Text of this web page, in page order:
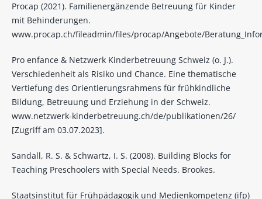
Procap (2021). Familienergänzende Betreuung für Kinder
mit Behinderungen.
www.procap.ch/fileadmin/files/procap/Angebote/
Pro enfance & Netzwerk Kinderbetreuung Schweiz (o. J.).
Verschiedenheit als Risiko und Chance. Eine thematische
Vertiefung des Orientierungsrahmens für frühkindliche
Bildung, Betreuung und Erziehung in der Schweiz.
www.netzwerk-kinderbetreuung.ch/de/publikationen/26/
[Zugriff am 03.07.2023].
Sandall, R. S. & Schwartz, I. S. (2008). Building Blocks for
Teaching Preschoolers with Special Needs. Brookes.
Staatsinstitut für Frühpädagogik und Medienkompetenz (ifp)